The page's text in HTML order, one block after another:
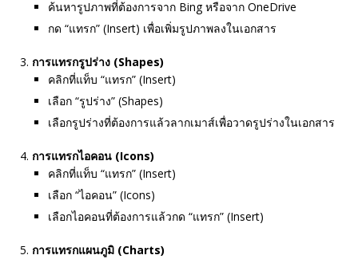
ค้นหารูปภาพที่ต้องการจาก Bing หรือจาก OneDrive
กด “แทรก” (Insert) เพื่อเพิ่มรูปภาพลงในเอกสาร
การแทรกรูปร่าง (Shapes)
คลิกที่แท็บ “แทรก” (Insert)
เลือก “รูปร่าง” (Shapes)
เลือกรูปร่างที่ต้องการแล้วลากเมาส์เพื่อวาดรูปร่างในเอกสาร
การแทรกไอคอน (Icons)
คลิกที่แท็บ “แทรก” (Insert)
เลือก “ไอคอน” (Icons)
เลือกไอคอนที่ต้องการแล้วกด “แทรก” (Insert)
การแทรกแผนภูมิ (Charts)